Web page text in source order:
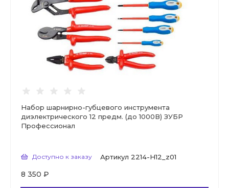
Набор шарнирно-губцевого инструмента
диэлектрического 12 предм. (до 1000В) ЗУБР
Профессионал
Доступно к заказу Артикул 2214-H12_z01
8 350 ₽